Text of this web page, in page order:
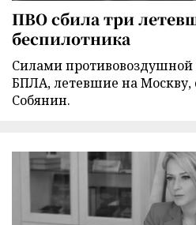
ПВО сбила три
беспилотника
Силами
БПЛА, летевшие на Москву,
Собянин.